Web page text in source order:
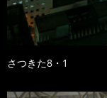
さつきた8・1